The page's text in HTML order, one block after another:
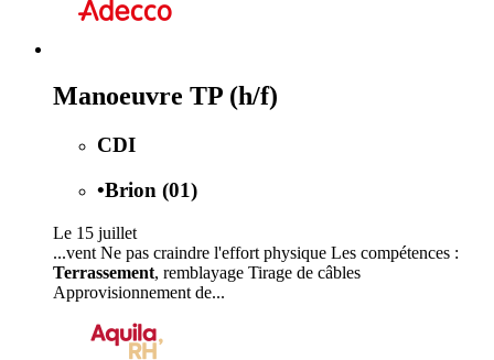
Manoeuvre TP (h/f)
CDI
•Brion (01)
Le 15 juillet
...vent Ne pas craindre l'effort physique Les compétences :
Terrassement, remblayage Tirage de câbles
Approvisionnement de...